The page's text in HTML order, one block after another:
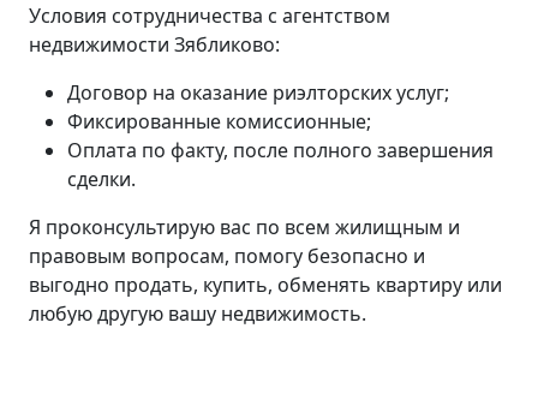
Условия сотрудничества с агентством
недвижимости Зябликово:
Договор на оказание риэлторских услуг;
Фиксированные комиссионные;
Оплата по факту, после полного завершения
сделки.
Я проконсультирую вас по всем жилищным и
правовым вопросам, помогу безопасно и
выгодно продать, купить, обменять квартиру или
любую другую вашу недвижимость.